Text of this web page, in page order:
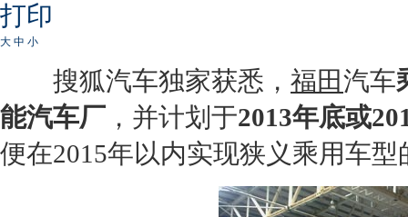
打印
大 中 小
搜狐汽车独家获悉， 福田汽车
能汽车厂 ，并计划于2013年底或
便在2015年以内实现狭义乘用车型